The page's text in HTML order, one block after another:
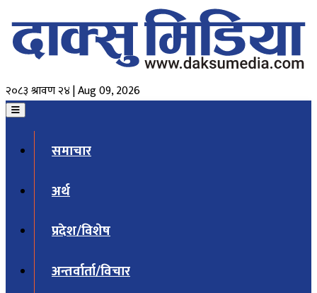
२०८३ श्रावण २४ | Aug 09, 2026
समाचार
अर्थ
प्रदेश/विशेष
अन्तर्वार्ता/विचार